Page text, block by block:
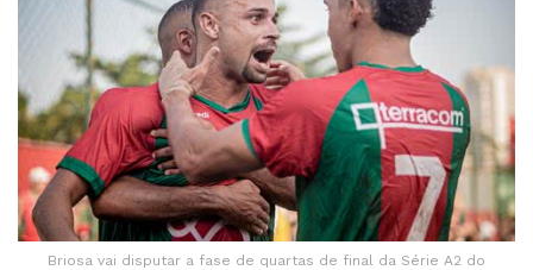
Briosa vai disputar a fase de quartas de final da Série A2 do